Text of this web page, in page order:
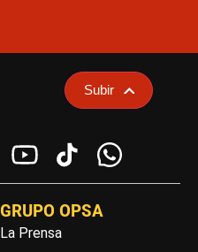
Subir
GRUPO OPSA
La Prensa